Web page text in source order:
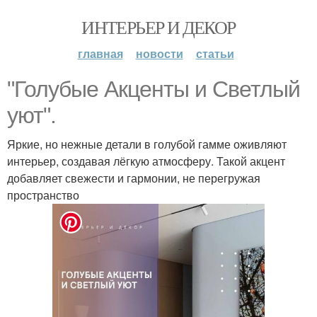
ИНТЕРЬЕР И ДЕКОР
главная новости статьи
"Голубые Акценты и Светлый
уют".
Яркие, но нежные детали в голубой гамме оживляют
интерьер, создавая лёгкую атмосферу. Такой акцент
добавляет свежести и гармонии, не перегружая
пространство